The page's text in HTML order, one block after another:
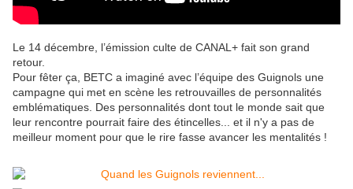
Le 14 décembre, l’émission culte de CANAL+ fait son grand
retour.
Pour fêter ça, BETC a imaginé avec l’équipe des Guignols une
campagne qui met en scène les retrouvailles de personnalités
emblématiques. Des personnalités dont tout le monde sait que
leur rencontre pourrait faire des étincelles... et il n'y a pas de
meilleur moment pour que le rire fasse avancer les mentalités !